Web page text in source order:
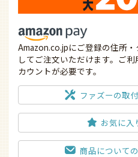
Amazon.co.jpにご登録の住所
してご注文いただけます。ご
カウントが必要です。
ファズーの取
お気に入
商品について